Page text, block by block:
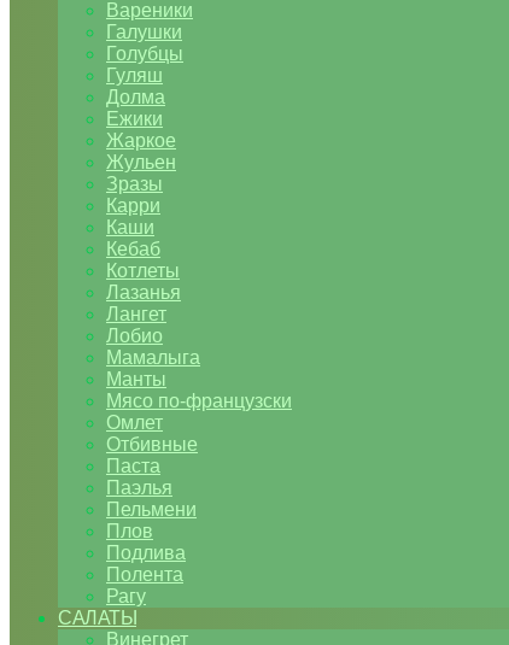
Вареники
Галушки
Голубцы
Гуляш
Долма
Ежики
Жаркое
Жульен
Зразы
Карри
Каши
Кебаб
Котлеты
Лазанья
Лангет
Лобио
Мамалыга
Манты
Мясо по-французски
Омлет
Отбивные
Паста
Паэлья
Пельмени
Плов
Подлива
Полента
Рагу
САЛАТЫ
Винегрет